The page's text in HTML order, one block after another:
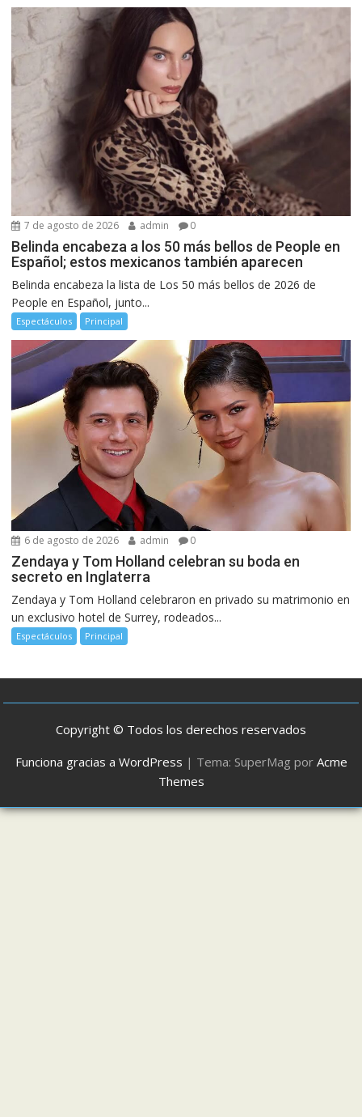
7 de agosto de 2026 admin 0
Belinda encabeza a los 50 más bellos de People en
Español; estos mexicanos también aparecen
Belinda encabeza la lista de Los 50 más bellos de 2026 de
People en Español, junto...
Espectáculos Principal
6 de agosto de 2026 admin 0
Zendaya y Tom Holland celebran su boda en
secreto en Inglaterra
Zendaya y Tom Holland celebraron en privado su matrimonio en
un exclusivo hotel de Surrey, rodeados...
Espectáculos Principal
Copyright © Todos los derechos reservados
Funciona gracias a WordPress | Tema: SuperMag por Acme
Themes